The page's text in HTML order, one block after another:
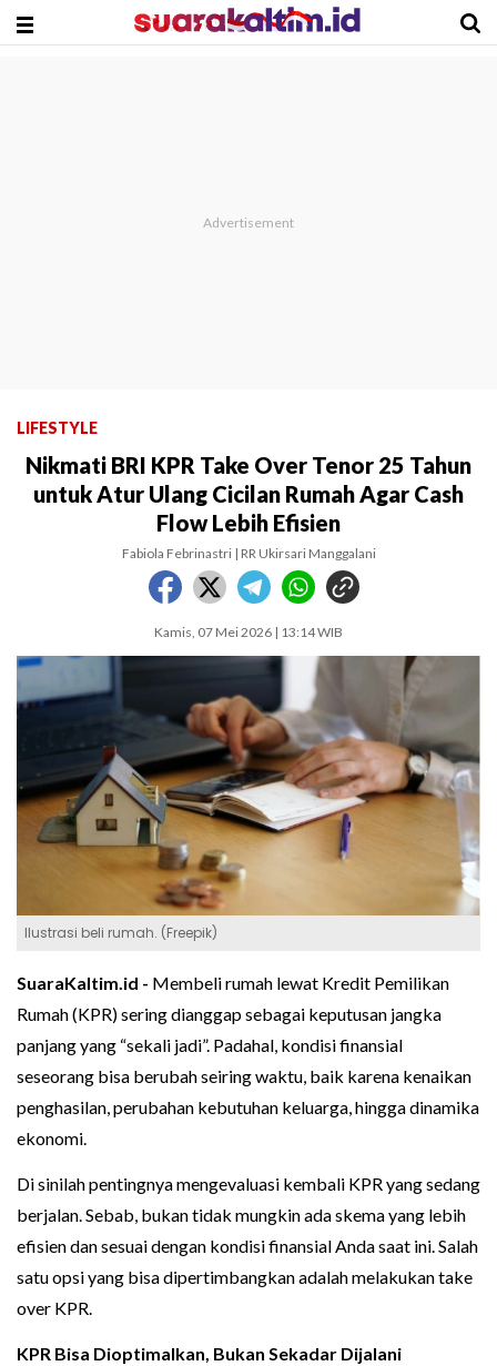
LIFESTYLE
Nikmati BRI KPR Take Over Tenor 25 Tahun
untuk Atur Ulang Cicilan Rumah Agar Cash
Flow Lebih Efisien
Fabiola Febrinastri | RR Ukirsari Manggalani
Kamis, 07 Mei 2026 | 13:14 WIB
Ilustrasi beli rumah. (Freepik)
SuaraKaltim.id - Membeli rumah lewat Kredit Pemilikan
Rumah (KPR) sering dianggap sebagai keputusan jangka
panjang yang “sekali jadi”. Padahal, kondisi finansial
seseorang bisa berubah seiring waktu, baik karena kenaikan
penghasilan, perubahan kebutuhan keluarga, hingga dinamika
ekonomi.
Di sinilah pentingnya mengevaluasi kembali KPR yang sedang
berjalan. Sebab, bukan tidak mungkin ada skema yang lebih
efisien dan sesuai dengan kondisi finansial Anda saat ini. Salah
satu opsi yang bisa dipertimbangkan adalah melakukan take
over KPR.
KPR Bisa Dioptimalkan, Bukan Sekadar Dijalani